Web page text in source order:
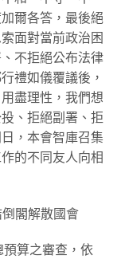
爾各答，最後絕
面對當前政治困
不拒絕公布法律
禮如儀覆議後，
盡理性，我們想
、拒絕副署、拒
，本會智庫召集
的不同友人向相
閣解散國會
算之審查，依